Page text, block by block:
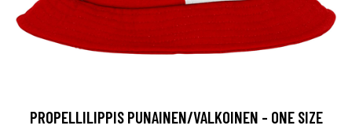
PROPELLILIPPIS PUNAINEN/VALKOINEN - ONE SIZE